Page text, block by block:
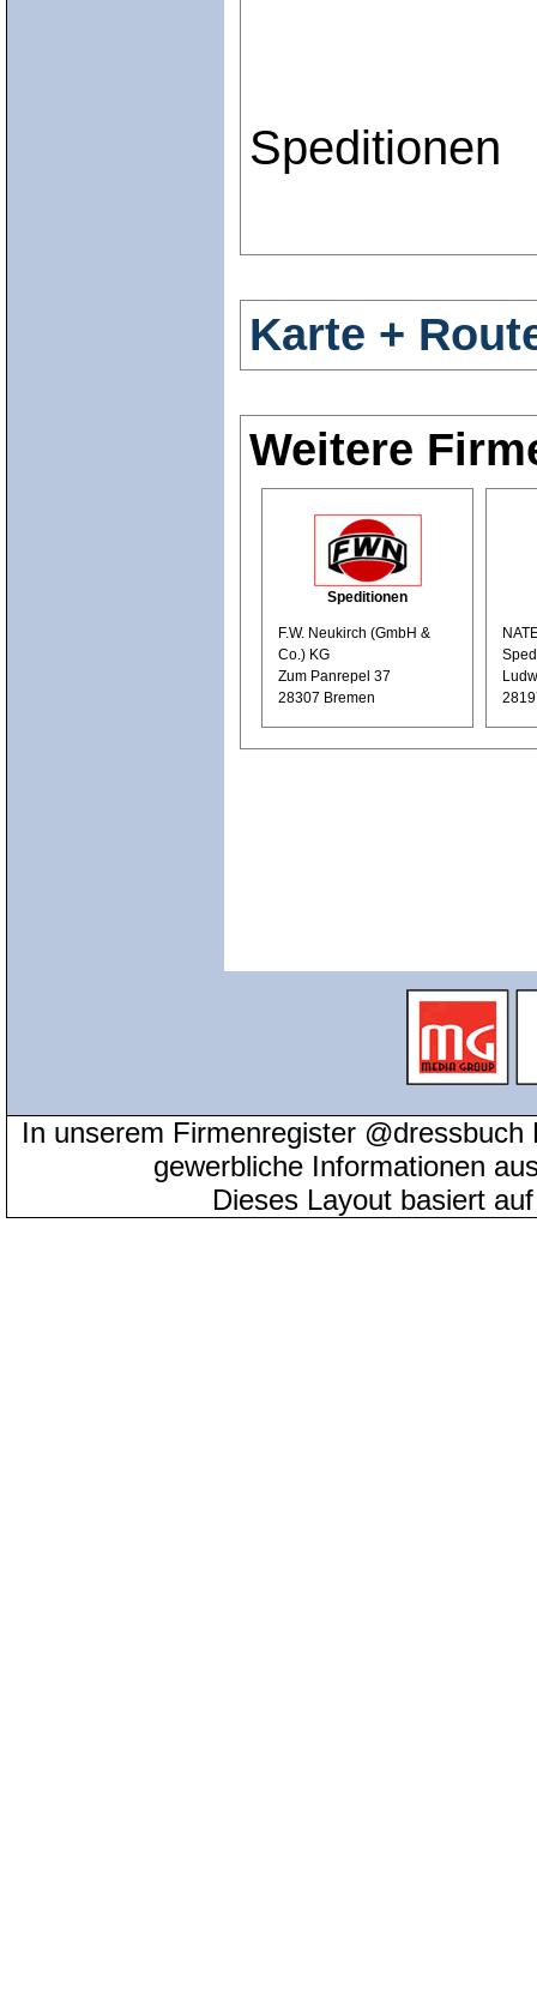
Speditionen
Karte +
Weitere
Speditionen
F.W. Neukirch (GmbH &
Co.) KG
Zum Panrepel 37
28307 Bremen
In unserem Firmenregister
gewerbliche Informationen
Dieses Layout basiert